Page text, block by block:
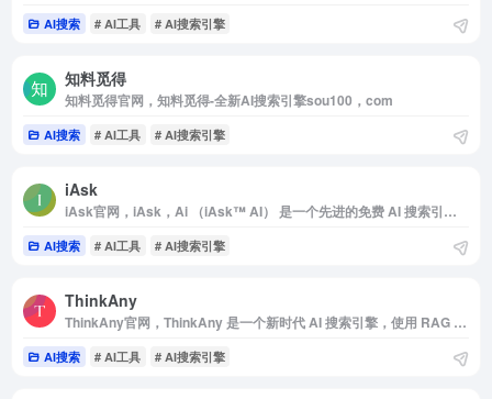
AI搜索 # AI工具 # AI搜索引擎
知料觅得
知料觅得官网，知料觅得-全新AI搜索引擎sou100，com
AI搜索 # AI工具 # AI搜索引擎
iAsk
iAsk官网，iAsk，Ai （iAsk™ AI） 是一个先进的免费 AI 搜索引擎，使用户能够向 AI 提问并接收即时，准确和真实的答案。
AI搜索 # AI工具 # AI搜索引擎
ThinkAny
ThinkAny官网，ThinkAny 是一个新时代 AI 搜索引擎，使用 RAG 技术，检索并聚合优质内容，结合 AI 的智能回答特性，高效回答用户提问
AI搜索 # AI工具 # AI搜索引擎